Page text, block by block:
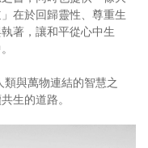
在於回歸靈性、尊重生
著，讓和平從心中生
與萬物連結的智慧之
生的道路。